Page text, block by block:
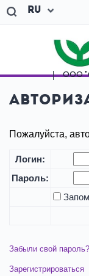
Ru
ООО
Пожалуйста,
Логин:
Пароль:
Забыли свой пароль?
Зарегистрироваться